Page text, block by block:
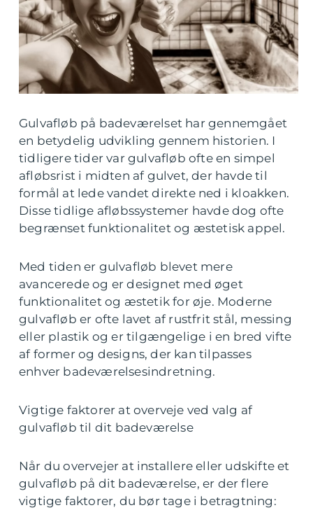
Gulvafløb på badeværelset har gennemgået
en betydelig udvikling gennem historien. I
tidligere tider var gulvafløb ofte en simpel
afløbsrist i midten af gulvet, der havde til
formål at lede vandet direkte ned i kloakken.
Disse tidlige afløbssystemer havde dog ofte
begrænset funktionalitet og æstetisk appel.
Med tiden er gulvafløb blevet mere
avancerede og er designet med øget
funktionalitet og æstetik for øje. Moderne
gulvafløb er ofte lavet af rustfrit stål, messing
eller plastik og er tilgængelige i en bred vifte
af former og designs, der kan tilpasses
enhver badeværelsesindretning.
Vigtige faktorer at overveje ved valg af
gulvafløb til dit badeværelse
Når du overvejer at installere eller udskifte et
gulvafløb på dit badeværelse, er der flere
vigtige faktorer, du bør tage i betragtning: